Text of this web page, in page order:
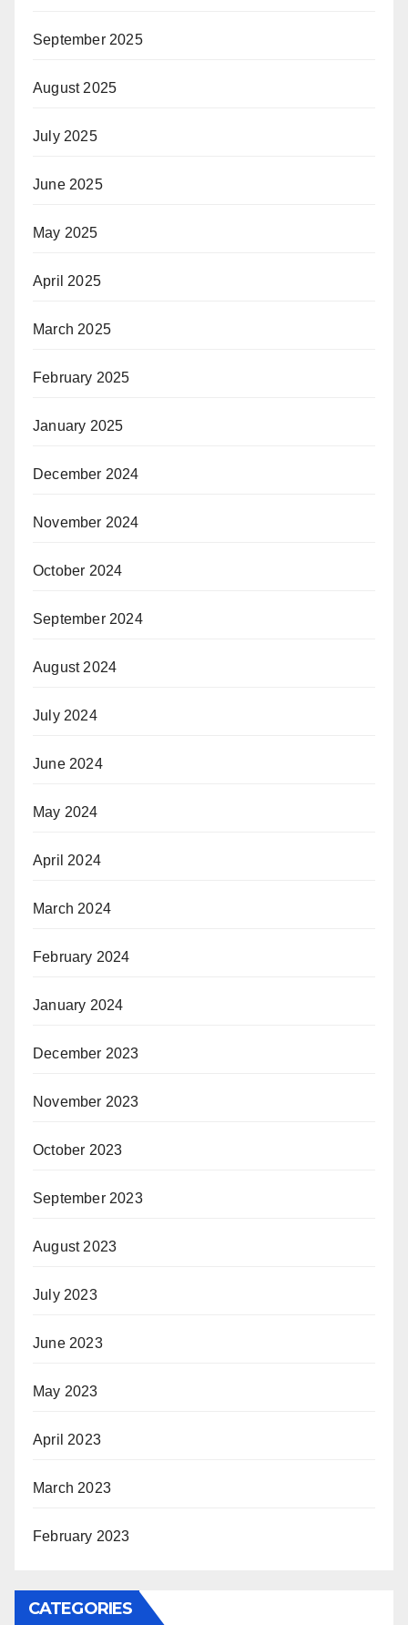
September 2025
August 2025
July 2025
June 2025
May 2025
April 2025
March 2025
February 2025
January 2025
December 2024
November 2024
October 2024
September 2024
August 2024
July 2024
June 2024
May 2024
April 2024
March 2024
February 2024
January 2024
December 2023
November 2023
October 2023
September 2023
August 2023
July 2023
June 2023
May 2023
April 2023
March 2023
February 2023
CATEGORIES